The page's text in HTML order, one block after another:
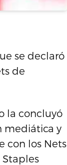
se declaró
de
la concluyó
mediática y
con los Nets
Staples